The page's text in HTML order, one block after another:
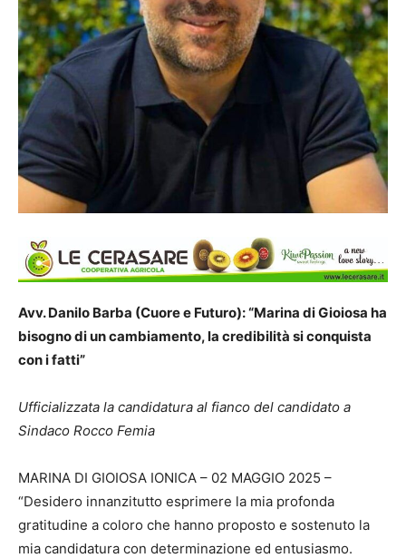
Avv. Danilo Barba (Cuore e Futuro): “Marina di Gioiosa ha
bisogno di un cambiamento, la credibilità si conquista
con i fatti”
Ufficializzata la candidatura al fianco del candidato a
Sindaco Rocco Femia
MARINA DI GIOIOSA IONICA – 02 MAGGIO 2025 –
“Desidero innanzitutto esprimere la mia profonda
gratitudine a coloro che hanno proposto e sostenuto la
mia candidatura con determinazione ed entusiasmo.